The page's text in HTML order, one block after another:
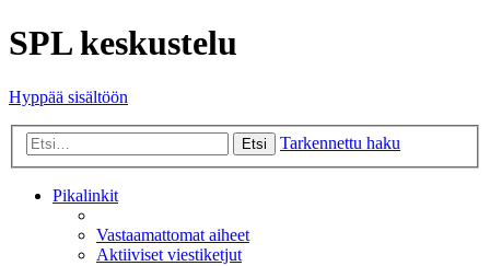
SPL keskustelu
Hyppää sisältöön
Etsi Tarkennettu haku
Pikalinkit
Vastaamattomat aiheet
Aktiiviset viestiketjut